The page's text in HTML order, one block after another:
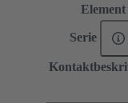
Element
Serie